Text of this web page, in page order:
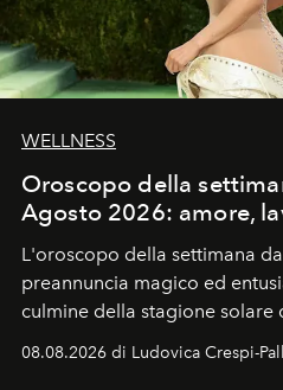
WELLNESS
Oroscopo della
Agosto 2026: amore,
L'oroscopo della settimana
preannuncia magico ed
culmine della stagione solare
favorevole della Luna nuova
ideale per la notte delle
08.08.2026 di Ludovica Crespi-